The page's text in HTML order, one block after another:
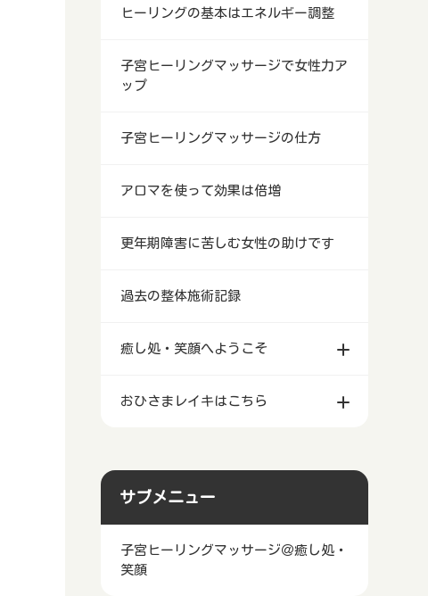
ヒーリングの基本はエネルギー調整
子宮ヒーリングマッサージで女性力ア
ップ
子宮ヒーリングマッサージの仕方
アロマを使って効果は倍増
更年期障害に苦しむ女性の助けです
過去の整体施術記録
癒し処・笑顔へようこそ
おひさまレイキはこちら
サブメニュー
子宮ヒーリングマッサージ＠癒し処・
笑顔